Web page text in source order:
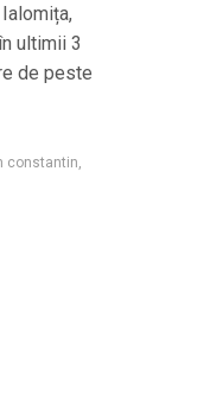
ultimii 3
de peste
constantin